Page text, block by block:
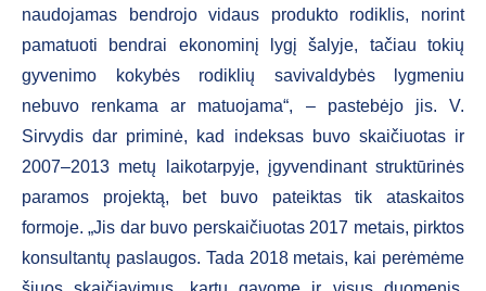
naudojamas bendrojo vidaus produkto rodiklis, norint
pamatuoti bendrai ekonominį lygį šalyje, tačiau tokių
gyvenimo kokybės rodiklių savivaldybės lygmeniu
nebuvo renkama ar matuojama“, – pastebėjo jis. V.
Sirvydis dar priminė, kad indeksas buvo skaičiuotas ir
2007–2013 metų laikotarpyje, įgyvendinant struktūrinės
paramos projektą, bet buvo pateiktas tik ataskaitos
formoje. „Jis dar buvo perskaičiuotas 2017 metais, pirktos
konsultantų paslaugos. Tada 2018 metais, kai perėmėme